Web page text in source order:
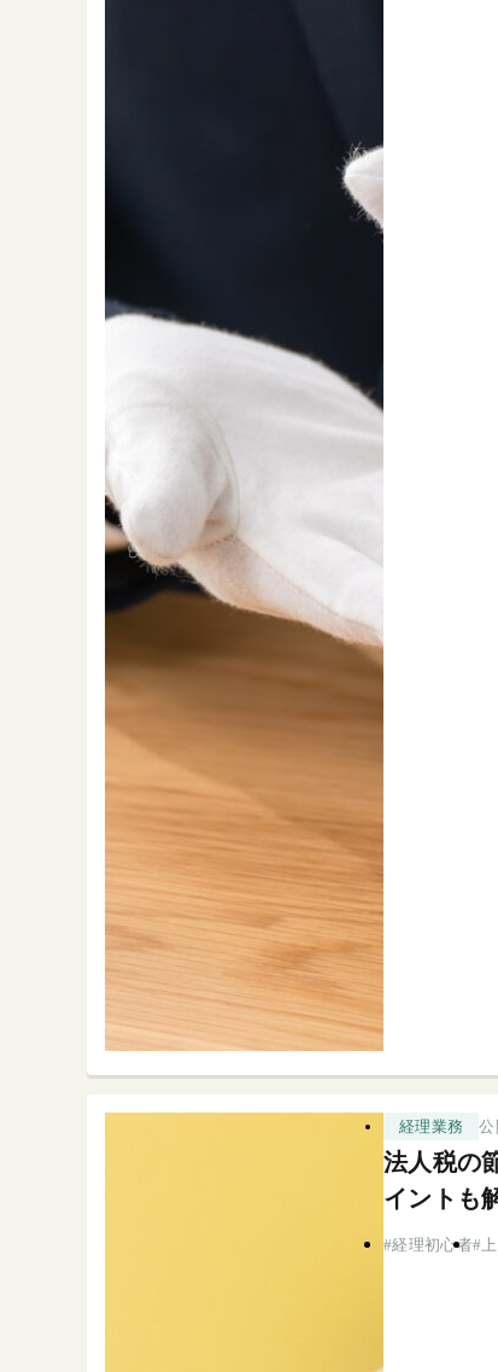
経理業務 公
法人税の
イントも
経理初心者